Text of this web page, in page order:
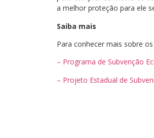
a melhor proteção para ele
Saiba mais
Para conhecer mais sobre
– Programa de Subvenção
– Projeto Estadual de